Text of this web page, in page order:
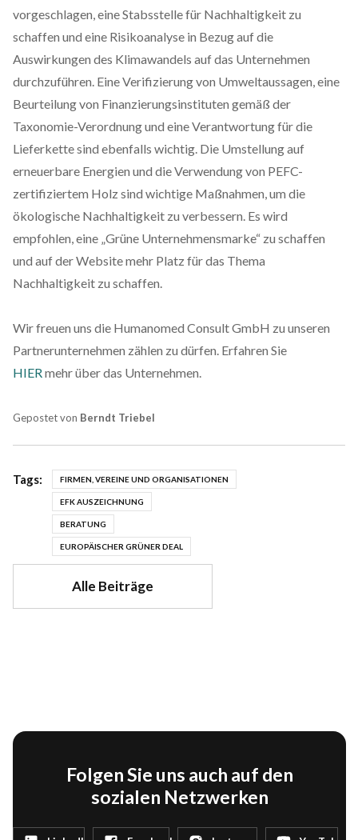
vorgeschlagen, eine Stabsstelle für Nachhaltigkeit zu
schaffen und eine Risikoanalyse in Bezug auf die
Auswirkungen des Klimawandels auf das Unternehmen
durchzuführen. Eine Verifizierung von Umweltaussagen, eine
Beurteilung von Finanzierungsinstituten gemäß der
Taxonomie-Verordnung und eine Verantwortung für die
Lieferkette sind ebenfalls wichtig. Die Umstellung auf
erneuerbare Energien und die Verwendung von PEFC-
zertifiziertem Holz sind wichtige Maßnahmen, um die
ökologische Nachhaltigkeit zu verbessern. Es wird
empfohlen, eine „Grüne Unternehmensmarke“ zu schaffen
und auf der Website mehr Platz für das Thema
Nachhaltigkeit zu schaffen.
Wir freuen uns die Humanomed Consult GmbH zu unseren
Partnerunternehmen zählen zu dürfen. Erfahren Sie
HIER mehr über das Unternehmen.
Gepostet von Berndt Triebel
Tags: FIRMEN, VEREINE UND ORGANISATIONEN
EFK AUSZEICHNUNG
BERATUNG
EUROPÄISCHER GRÜNER DEAL
Alle Beiträge
Folgen Sie uns auch auf den
sozialen Netzwerken